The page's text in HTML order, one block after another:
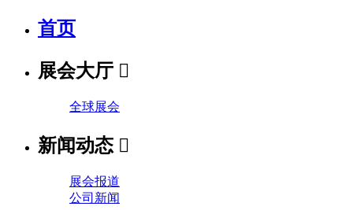
首页
展会大厅 
全球展会
新闻动态 
展会报道
公司新闻